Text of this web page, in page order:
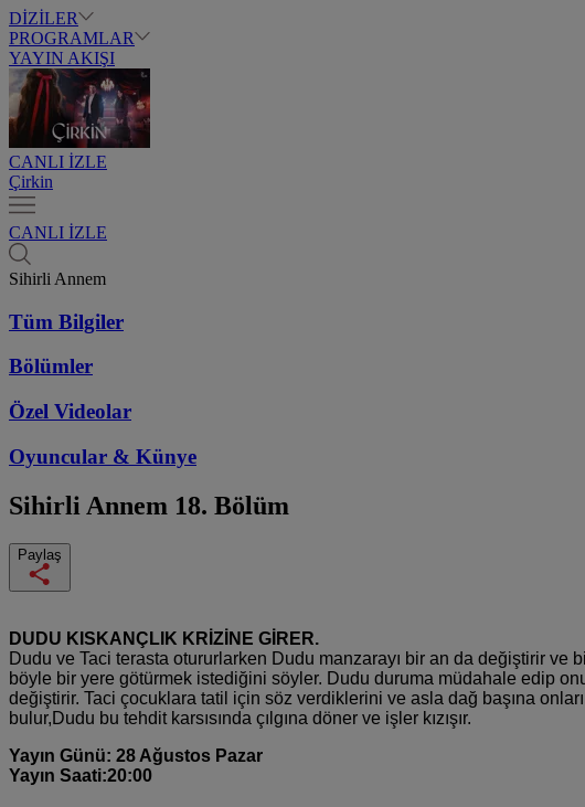
DİZİLER
PROGRAMLAR
YAYIN AKIŞI
CANLI İZLE
Çirkin
CANLI İZLE
Sihirli Annem
Tüm Bilgiler
Bölümler
Özel Videolar
Oyuncular & Künye
Sihirli Annem 18. Bölüm
Paylaş
DUDU KISKANÇLIK KRİZİNE GİRER.
Dudu ve Taci terasta otururlarken Dudu manzarayı bir an da değiştirir ve
böyle bir yere götürmek istediğini söyler. Dudu duruma müdahale edip
değiştirir. Taci çocuklara tatil için söz verdiklerini ve asla dağ başına
bulur,Dudu bu tehdit karsısında çılgına döner ve işler kızışır.
Yayın Günü: 28 Ağustos Pazar
Yayın Saati:20:00